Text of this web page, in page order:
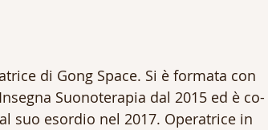
di Gong Space. Si è formata con
Suonoterapia dal 2015 ed è co-
suo esordio nel 2017. Operatrice in